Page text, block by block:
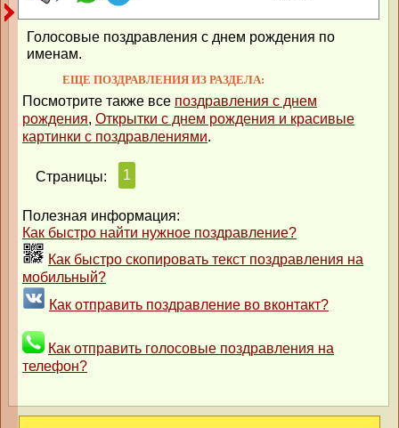
Голосовые поздравления с днем рождения по
именам.
ЕЩЕ ПОЗДРАВЛЕНИЯ ИЗ РАЗДЕЛА:
Посмотрите также все поздравления с днем
рождения, Открытки с днем рождения и красивые
картинки с поздравлениями.
Страницы: 1
Полезная информация:
Как быстро найти нужное поздравление?
Как быстро скопировать текст поздравления на
мобильный?
Как отправить поздравление во вконтакт?
Как отправить голосовые поздравления на
телефон?